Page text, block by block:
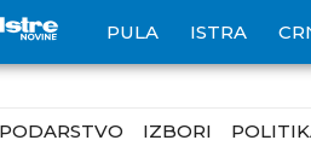
PULA ISTRA
IZBORI